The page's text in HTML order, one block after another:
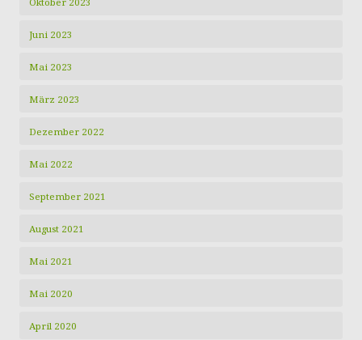
Juni 2023
Mai 2023
März 2023
Dezember 2022
Mai 2022
September 2021
August 2021
Mai 2021
Mai 2020
April 2020